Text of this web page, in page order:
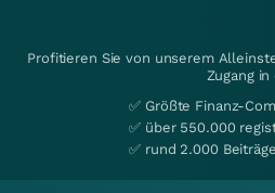
Profitieren Sie von unserem
Zugang
✅ Größte Finanz-
✅ über 550.000
✅ rund 2.000